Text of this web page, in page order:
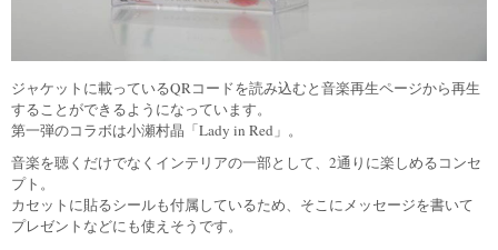
ジャケットに載っているQRコードを読み込むと音楽再生ページから再生
することができるようになっています。
第一弾のコラボは小瀬村晶「Lady in Red」。
音楽を聴くだけでなくインテリアの一部として、2通りに楽しめるコンセ
プト。
カセットに貼るシールも付属しているため、そこにメッセージを書いて
プレゼントなどにも使えそうです。